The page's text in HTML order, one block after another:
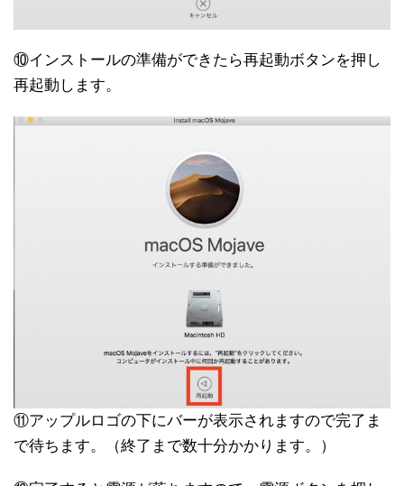
⑩インストールの準備ができたら再起動ボタンを押し
再起動します。
⑪アップルロゴの下にバーが表示されますので完了ま
で待ちます。（終了まで数十分かかります。）